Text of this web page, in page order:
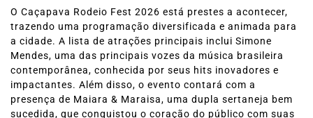
O Caçapava Rodeio Fest 2026 está prestes a acontecer,
trazendo uma programação diversificada e animada para
a cidade. A lista de atrações principais inclui Simone
Mendes, uma das principais vozes da música brasileira
contemporânea, conhecida por seus hits inovadores e
impactantes. Além disso, o evento contará com a
presença de Maiara & Maraisa, uma dupla sertaneja bem
sucedida, que conquistou o coração do público com suas